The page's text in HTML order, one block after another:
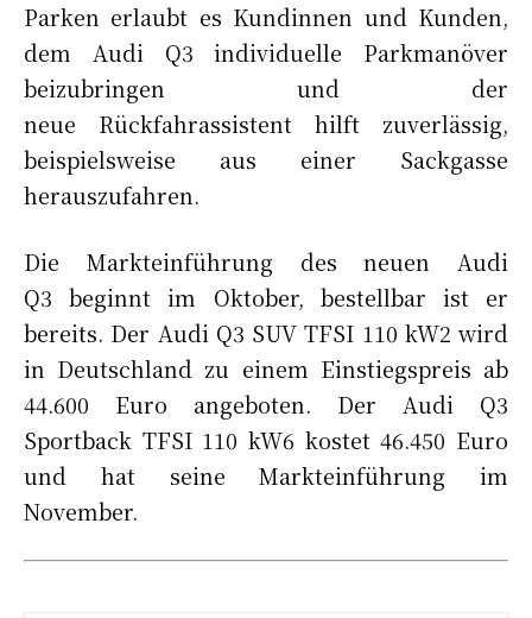
Parken erlaubt es Kundinnen und Kunden,
dem Audi Q3 individuelle Parkmanöver
beizubringen und der
neue Rückfahrassistent hilft zuverlässig,
beispielsweise aus einer Sackgasse
herauszufahren.
Die Markteinführung des neuen Audi
Q3 beginnt im Oktober, bestellbar ist er
bereits. Der Audi Q3 SUV TFSI 110 kW2 wird
in Deutschland zu einem Einstiegspreis ab
44.600 Euro angeboten. Der Audi Q3
Sportback TFSI 110 kW6 kostet 46.450 Euro
und hat seine Markteinführung im
November.